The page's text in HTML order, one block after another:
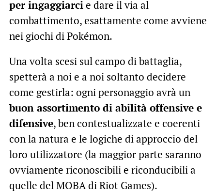
per ingaggiarcie dare il via al
combattimento, esattamente come avviene
nei giochi di Pokémon.
Una volta scesi sul campo di battaglia,
spetterà a noi e a noi soltanto decidere
come gestirla: ogni personaggio avrà un
buon assortimento di abilità offensive e
difensive, ben contestualizzate e coerenti
con la natura e le logiche di approccio del
loro utilizzatore (la maggior parte saranno
ovviamente riconoscibili e riconducibili a
quelle del MOBA di Riot Games).